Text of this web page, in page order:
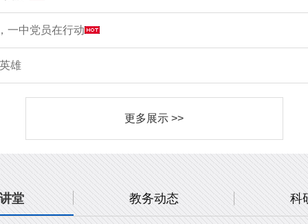
一中党员在行动
雄
更多展示 >>
堂 教务动态 科